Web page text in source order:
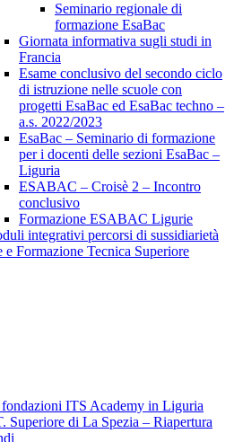
Seminario regionale di
formazione EsaBac
Giornata informativa sugli studi in
Francia
Esame conclusivo del secondo ciclo
di istruzione nelle scuole con
progetti EsaBac ed EsaBac techno –
a.s. 2022/2023
EsaBac – Seminario di formazione
per i docenti delle sezioni EsaBac –
Liguria
ESABAC – Croisè 2 – Incontro
conclusivo
Formazione ESABAC Ligurie
integrativi percorsi di sussidiarietà
e Formazione Tecnica Superiore
ITS Academy in Liguria
Superiore di La Spezia – Riapertura